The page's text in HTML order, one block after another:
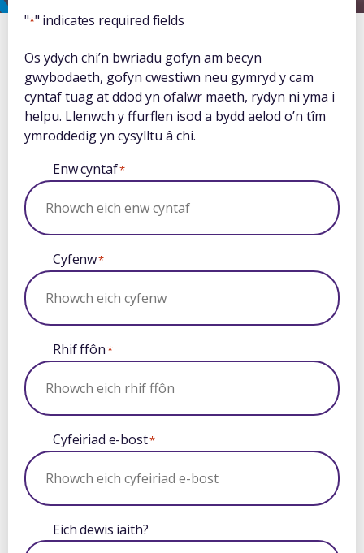
"*" indicates required fields
Os ydych chi’n bwriadu gofyn am becyn
gwybodaeth, gofyn cwestiwn neu gymryd y cam
cyntaf tuag at ddod yn ofalwr maeth, rydyn ni yma i
helpu. Llenwch y ffurflen isod a bydd aelod o’n tîm
ymroddedig yn cysylltu â chi.
Enw cyntaf*
Cyfenw*
Rhif ffôn*
Cyfeiriad e-bost*
Eich dewis iaith?